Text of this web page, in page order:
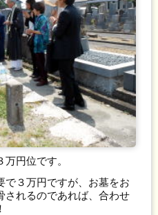
円位です。
で３万円ですが、お墓をお
されるのであれば、合わせ